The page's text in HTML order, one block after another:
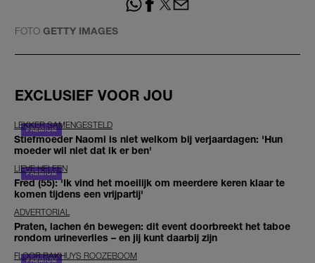
FOTO GETTY IMAGES
EXCLUSIEF VOOR JOU
LEKKER SAMENGESTELD
Stiefmoeder Naomi is niet welkom bij verjaardagen: 'Hun
moeder wil niet dat ik er ben'
LIEVE HELEEN
Fred (55): 'Ik vind het moeilijk om meerdere keren klaar te
komen tijdens een vrijpartij'
ADVERTORIAL
Praten, lachen én bewegen: dit event doorbreekt het taboe
rondom urineverlies – en jij kunt daarbij zijn
FLOOR BAKHUYS ROOZEBOOM